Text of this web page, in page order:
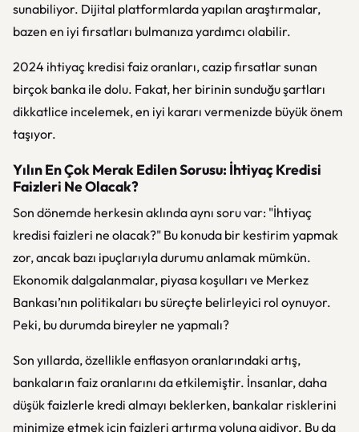
sunabiliyor. Dijital platformlarda yapılan araştırmalar,
bazen en iyi fırsatları bulmanıza yardımcı olabilir.
2024 ihtiyaç kredisi faiz oranları, cazip fırsatlar sunan
birçok banka ile dolu. Fakat, her birinin sunduğu şartları
dikkatlice incelemek, en iyi kararı vermenizde büyük önem
taşıyor.
Yılın En Çok Merak Edilen Sorusu: İhtiyaç Kredisi
Faizleri Ne Olacak?
Son dönemde herkesin aklında aynı soru var: "İhtiyaç
kredisi faizleri ne olacak?" Bu konuda bir kestirim yapmak
zor, ancak bazı ipuçlarıyla durumu anlamak mümkün.
Ekonomik dalgalanmalar, piyasa koşulları ve Merkez
Bankası’nın politikaları bu süreçte belirleyici rol oynuyor.
Peki, bu durumda bireyler ne yapmalı?
Son yıllarda, özellikle enflasyon oranlarındaki artış,
bankaların faiz oranlarını da etkilemiştir. İnsanlar, daha
düşük faizlerle kredi almayı beklerken, bankalar risklerini
minimize etmek için faizleri artırma yoluna gidiyor. Bu da